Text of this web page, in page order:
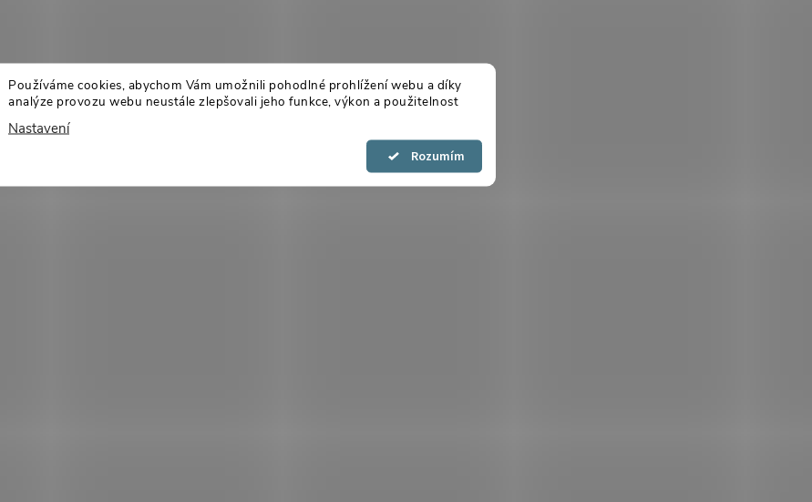
Používáme cookies, abychom Vám umožnili pohodlné prohlížení webu a díky
analýze provozu webu neustále zlepšovali jeho funkce, výkon a použitelnost
Nastavení
Souhlasím